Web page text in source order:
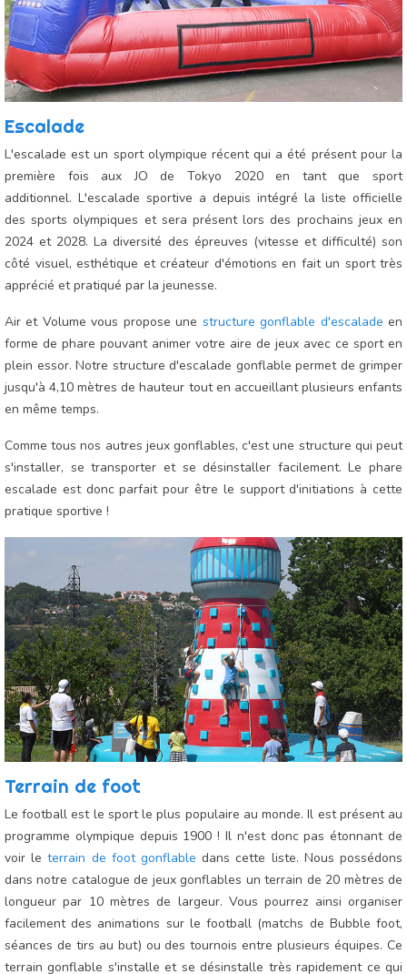
Escalade
L'escalade est un sport olympique récent qui a été présent pour la
première fois aux JO de Tokyo 2020 en tant que sport
additionnel. L'escalade sportive a depuis intégré la liste officielle
des sports olympiques et sera présent lors des prochains jeux en
2024 et 2028. La diversité des épreuves (vitesse et difficulté) son
côté visuel, esthétique et créateur d'émotions en fait un sport très
apprécié et pratiqué par la jeunesse.
Air et Volume vous propose une structure gonflable d'escalade en
forme de phare pouvant animer votre aire de jeux avec ce sport en
plein essor. Notre structure d'escalade gonflable permet de grimper
jusqu'à 4,10 mètres de hauteur tout en accueillant plusieurs enfants
en même temps.
Comme tous nos autres jeux gonflables, c'est une structure qui peut
s'installer, se transporter et se désinstaller facilement. Le phare
escalade est donc parfait pour être le support d'initiations à cette
pratique sportive !
Terrain de foot
Le football est le sport le plus populaire au monde. Il est présent au
programme olympique depuis 1900 ! Il n'est donc pas étonnant de
voir leterrain de foot gonflable dans cette liste. Nous possédons
dans notre catalogue de jeux gonflables un terrain de 20 mètres de
longueur par 10 mètres de largeur. Vous pourrez ainsi organiser
facilement des animations sur le football (matchs de Bubble foot,
séances de tirs au but) ou des tournois entre plusieurs équipes. Ce
terrain gonflable s'installe et se désinstalle très rapidement ce qui